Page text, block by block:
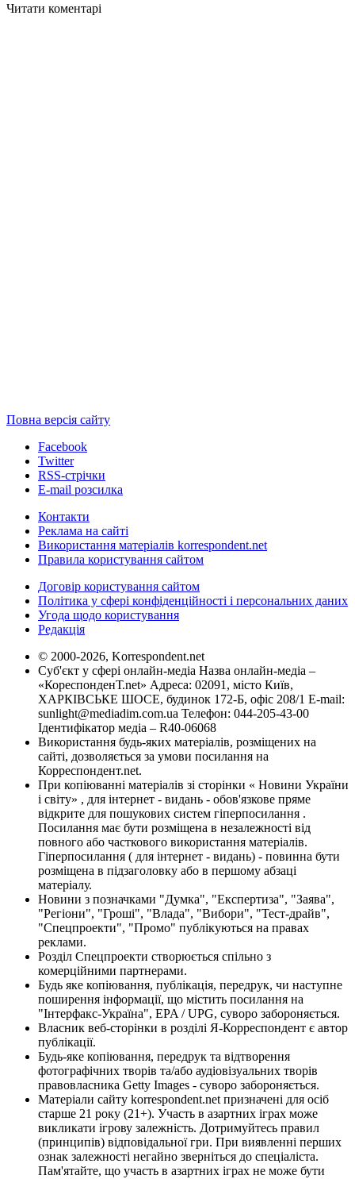
Читати коментарі
Повна версія сайту
Facebook
Twitter
RSS-стрічки
E-mail розсилка
Контакти
Реклама на сайті
Використання матеріалів korrespondent.net
Правила користування сайтом
Договір користування сайтом
Політика у сфері конфіденційності і персональних даних
Угода щодо користування
Редакція
© 2000-2026, Korrespondent.net
Суб'єкт у сфері онлайн-медіа Назва онлайн-медіа –
«КореспонденТ.net» Адреса: 02091, місто Київ,
ХАРКІВСЬКЕ ШОСЕ, будинок 172-Б, офіс 208/1 E-mail:
sunlight@mediadim.com.ua Телефон: 044-205-43-00
Ідентифікатор медіа – R40-06068
Використання будь-яких матеріалів, розміщених на
сайті, дозволяється за умови посилання на
Корреспондент.net.
При копіюванні матеріалів зі сторінки « Новини України
і світу» , для інтернет - видань - обов'язкове пряме
відкрите для пошукових систем гіперпосилання .
Посилання має бути розміщена в незалежності від
повного або часткового використання матеріалів.
Гіперпосилання ( для інтернет - видань) - повинна бути
розміщена в підзаголовку або в першому абзаці
матеріалу.
Новини з позначками "Думка", "Експертиза", "Заява",
"Регіони", "Гроші", "Влада", "Вибори", "Тест-драйв",
"Спецпроекти", "Промо" публікуються на правах
реклами.
Розділ Спецпроекти створюється спільно з
комерційними партнерами.
Будь яке копіювання, публікація, передрук, чи наступне
поширення інформації, що містить посилання на
"Інтерфакс-Україна", EPA / UPG, суворо забороняється.
Власник веб-сторінки в розділі Я-Корреспондент є автор
публікації.
Будь-яке копіювання, передрук та відтворення
фотографічних творів та/або аудіовізуальних творів
правовласника Getty Images - суворо забороняється.
Матеріали сайту korrespondent.net призначені для осіб
старше 21 року (21+). Участь в азартних іграх може
викликати ігрову залежність. Дотримуйтесь правил
(принципів) відповідальної гри. При виявленні перших
ознак залежності негайно зверніться до спеціаліста.
Пам'ятайте, що участь в азартних іграх не може бути